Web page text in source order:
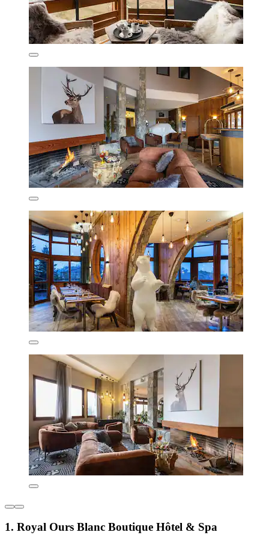
1. Royal Ours Blanc Boutique Hôtel & Spa